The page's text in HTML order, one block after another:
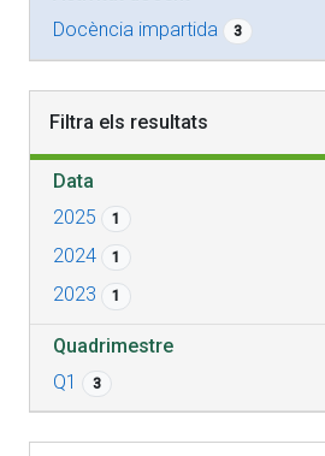
Docència impartida
3
Filtra els resultats
Data
2025
1
2024 1
2023 1
Quadrimestre
Q1
3